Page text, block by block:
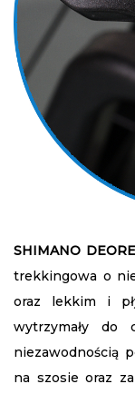
SHIMANO
trekkingowa o
oraz lekkim i
wytrzymały do
niezawodnością
na szosie oraz